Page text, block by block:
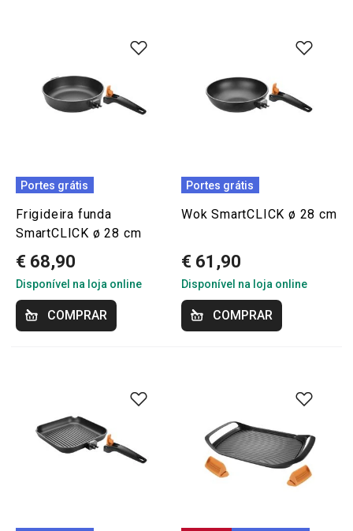
Portes grátis
Frigideira funda
SmartCLICK ø 28 cm
€ 68,90
Disponível na loja online
COMPRAR
Portes grátis
Wok SmartCLICK ø 28 cm
€ 61,90
Disponível na loja online
COMPRAR